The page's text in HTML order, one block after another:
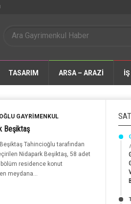
TASARIM ARSA – ARAZİ
GAYRIMENKUL
Beşiktaş
Tahincioğlu tarafından
Nidapark Beşiktaş, 58 adet
bölüm residence konut
meydana...